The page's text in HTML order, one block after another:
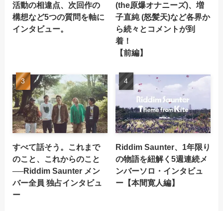
活動の相違点、次回作の
構想など5つの質問を軸に
インタビュー。
(the原爆オナニーズ)、増
子直純 (怒髪天)など各界か
ら続々とコメントが到
着！
【前編】
すべて話そう。これまで
のこと、これからのこと
──Riddim Saunter メン
バー全員 独占インタビュ
ー
Riddim Saunter、1年限り
の物語を紐解く5週連続メ
ンバーソロ・インタビュ
ー【本間寛人編】